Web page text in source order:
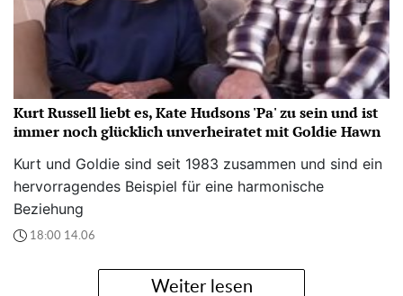
Kurt Russell liebt es, Kate Hudsons 'Pa' zu sein und ist
immer noch glücklich unverheiratet mit Goldie Hawn
Kurt und Goldie sind seit 1983 zusammen und sind ein
hervorragendes Beispiel für eine harmonische
Beziehung
18:00 14.06
Weiter lesen